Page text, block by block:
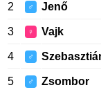
2 ♂ Jenő
3 ♀ Vajk
4 ♂
5 ♂ Zsombor